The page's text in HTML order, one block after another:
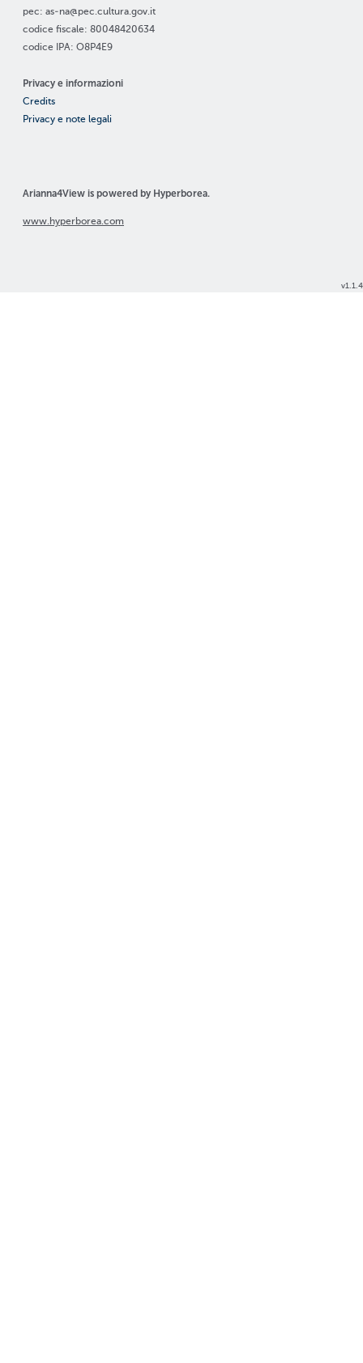
pec: as-na@pec.cultura.gov.it
codice fiscale: 80048420634
codice IPA: O8P4E9
Privacy e informazioni
Credits
Privacy e note legali
Arianna4View is powered by Hyperborea.
www.hyperborea.com
v1.1.4